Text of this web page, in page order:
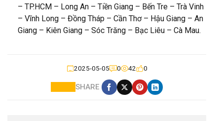
– TP.HCM – Long An – Tiền Giang – Bến Tre – Trà Vinh
– Vĩnh Long – Đồng Tháp – Cần Thơ – Hậu Giang – An
Giang – Kiên Giang – Sóc Trăng – Bạc Liêu – Cà Mau.
2025-05-05 0 42 0
SHARE